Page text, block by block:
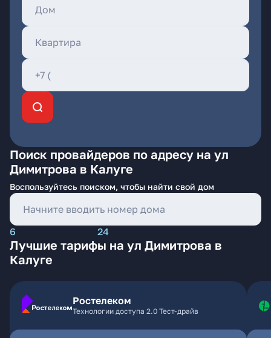
Поиск провайдеров по адресу на ул
Димитрова в Калуге
Воспользуйтесь поиском, чтобы найти свой дом
6 24
Лучшие тарифы на ул Димитрова в
Калуге
Ростелеком
Технологии доступа 2.0 Тест-драйв